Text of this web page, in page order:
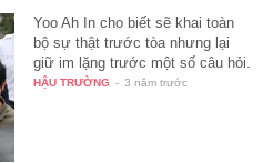
Yoo Ah In cho biết sẽ khai toàn
bộ sự thật trước tòa nhưng lại
giữ im lặng trước một số câu hỏi.
HẬU TRƯỜNG - 3 năm trước